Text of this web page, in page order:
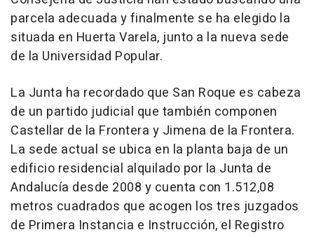
parcela adecuada y finalmente se ha elegido la
situada en Huerta Varela, junto a la nueva sede
de la Universidad Popular.
La Junta ha recordado que San Roque es cabeza
de un partido judicial que también componen
Castellar de la Frontera y Jimena de la Frontera.
La sede actual se ubica en la planta baja de un
edificio residencial alquilado por la Junta de
Andalucía desde 2008 y cuenta con 1.512,08
metros cuadrados que acogen los tres juzgados
de Primera Instancia e Instrucción, el Registro